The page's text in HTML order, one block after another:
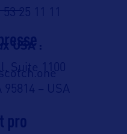
25 11 11
USA :
Suite 1100
– USA
pro